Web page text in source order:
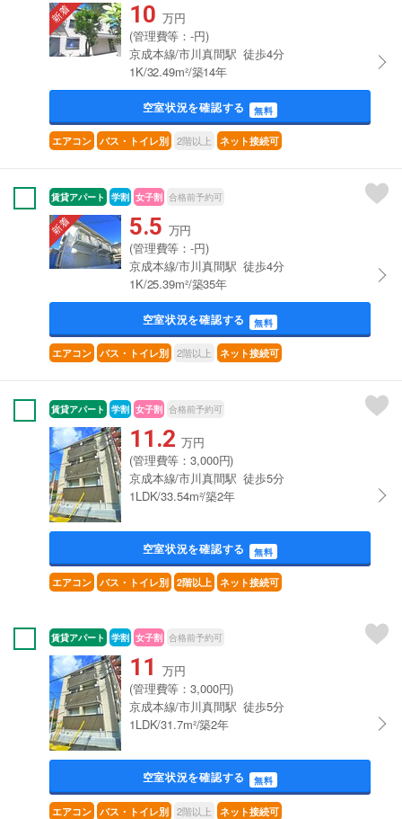
10 万円
(管理費等：-円)
京成本線/市川真間駅 徒歩4分
1K/32.49m²/築14年
空室状況を確認する 無料
エアコン バス・トイレ別 2階以上 ネット接続可
賃貸アパート 学割 女子割 合格前予約可
5.5 万円
(管理費等：-円)
京成本線/市川真間駅 徒歩4分
1K/25.39m²/築35年
空室状況を確認する 無料
エアコン バス・トイレ別 2階以上 ネット接続可
賃貸アパート 学割 女子割 合格前予約可
11.2 万円
(管理費等：3,000円)
京成本線/市川真間駅 徒歩5分
1LDK/33.54m²/築2年
空室状況を確認する 無料
エアコン バス・トイレ別 2階以上 ネット接続可
賃貸アパート 学割 女子割 合格前予約可
11 万円
(管理費等：3,000円)
京成本線/市川真間駅 徒歩5分
1LDK/31.7m²/築2年
空室状況を確認する 無料
エアコン バス・トイレ別 2階以上 ネット接続可